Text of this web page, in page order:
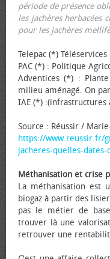
période de présence
les jachères herbacées
pour les jachères
Telepac (*) Téléservices
PAC (*) : Politique
Adventices (*) :
milieu aménagé. On
IAE (*) :(infrastructures
Source : Réussir /
https://www.reussir.fr/
jacheres-quelles-
Méthanisation et crise
La méthanisation est
biogaz à partir des
pas le métier de
trouver là une
retrouver une